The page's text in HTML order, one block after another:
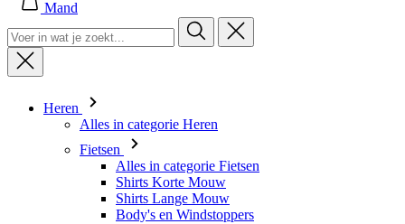
Mand
Heren
Alles in categorie Heren
Fietsen
Alles in categorie Fietsen
Shirts Korte Mouw
Shirts Lange Mouw
Body's en Windstoppers